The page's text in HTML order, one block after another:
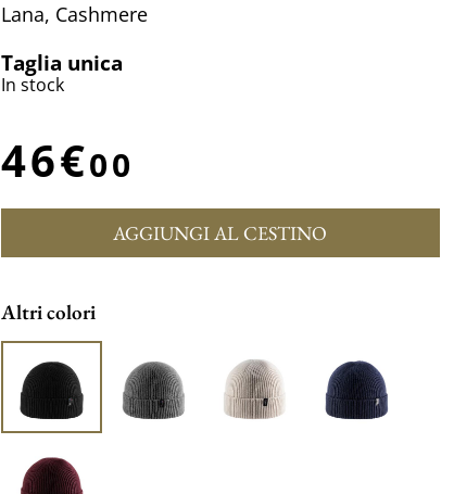
Lana, Cashmere
Taglia unica
In stock
46€00
AGGIUNGI AL CESTINO
Altri colori